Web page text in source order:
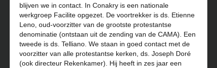
blijven we in contact. In Conakry is een nationale
werkgroep Facilite opgezet. De voortrekker is ds. Etienne
Leno, oud-voorzitter van de grootste protestantse
denominatie (ontstaan uit de zending van de CAMA). Een
tweede is ds. Telliano. We staan in goed contact met de
voorzitter van alle protestantse kerken, ds. Joseph Doré
(ook directeur Rekenkamer). Hij heeft in zes jaar een